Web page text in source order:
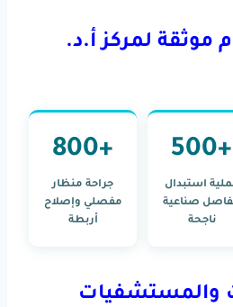
موثقة لمركز أ.د.
+500
استبدال
صناعية
ناجحة
+800
جراحة منظار
مفصلي وإصلاح
أربطة
والمستشفيات